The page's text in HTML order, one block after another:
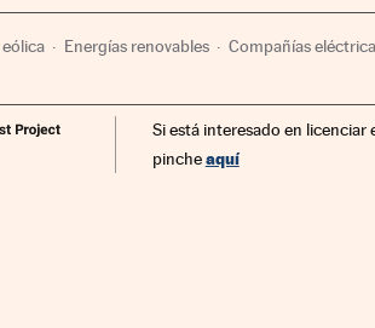
Energías renovables Compañías
Si está interesado en licenciar
pincheaquí